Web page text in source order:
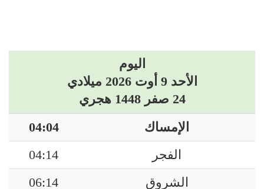
اليوم
الأحد 9 أوت 2026 ميلادي
24 صفر 1448 هجري
الإمساك
04:04
الفجر
04:14
الشروق
06:14